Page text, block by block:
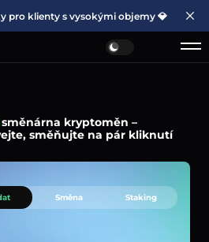
pro klienty s vysokými objemy 💎
směnárna kryptoměn –
směňujte na pár kliknutí
Směna Staking